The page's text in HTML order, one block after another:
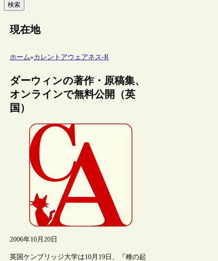
検索
現在地
ホーム»カレントアウェアネス-R
ダーウィンの著作・原稿集、
オンラインで無料公開（英
国）
2006年10月20日
英国ケンブリッジ大学は10月19日、『種の起